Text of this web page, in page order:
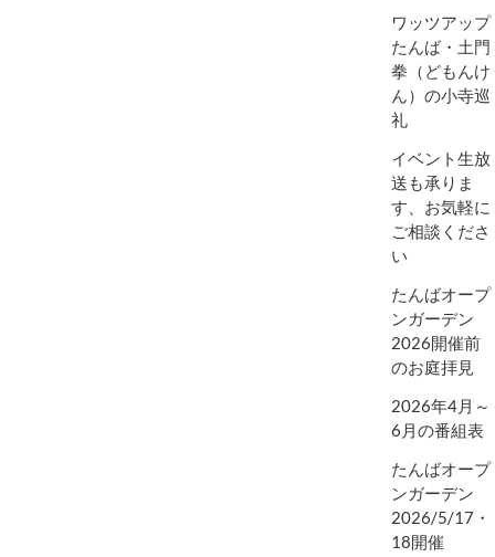
ワッツアップ
たんば・土門
拳（どもんけ
ん）の小寺巡
礼
イベント生放
送も承りま
す、お気軽に
ご相談くださ
い
たんばオープ
ンガーデン
2026開催前
のお庭拝見
2026年4月～
6月の番組表
たんばオープ
ンガーデン
2026/5/17・
18開催